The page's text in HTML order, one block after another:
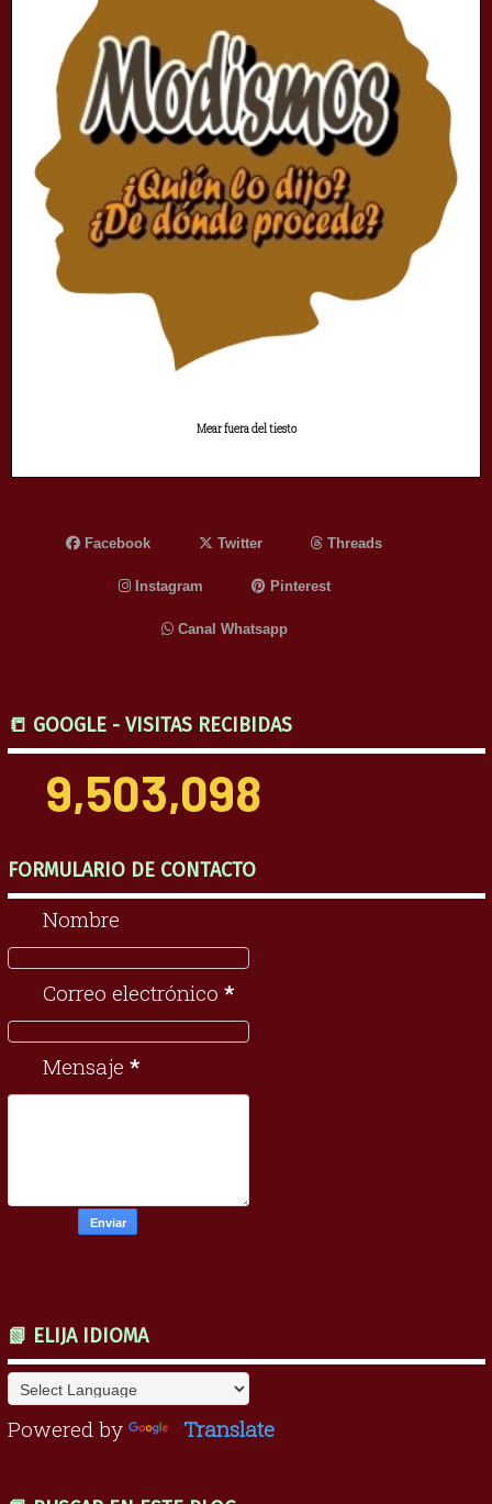
Mear fuera del tiesto
Facebook Twitter Threads
Instagram Pinterest
Canal Whatsapp
📒 GOOGLE - VISITAS RECIBIDAS
9,503,098
FORMULARIO DE CONTACTO
Nombre
Correo electrónico *
Mensaje *
📗 ELIJA IDIOMA
Powered by Translate